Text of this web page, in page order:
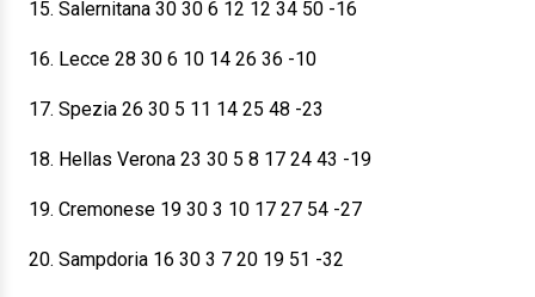
15. Salernitana 30 30 6 12 12 34 50 -16
16. Lecce 28 30 6 10 14 26 36 -10
17. Spezia 26 30 5 11 14 25 48 -23
18. Hellas Verona 23 30 5 8 17 24 43 -19
19. Cremonese 19 30 3 10 17 27 54 -27
20. Sampdoria 16 30 3 7 20 19 51 -32